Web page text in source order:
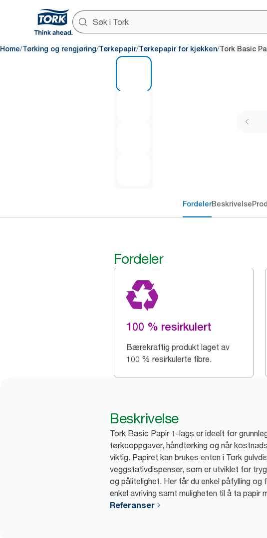
Home/Tørking og rengjøring/Tørkepapir/Tørkepapir for kjøkken/Tork Basic
FordelerBeskrivelse
Fordeler
100 % resirkulert
Bærekraftig produkt laget av
100 % resirkulerte fibre.
Beskrivelse
Tork Basic Papir 1-lags er ideelt for
tørkeoppgaver, håndtørking og når
viktig. Papiret kan brukes enten i Tork
veggstativdispenser, som er utviklet for
og pålitelighet. Her får du enkel påfylling og
enkel avriving samt muligheten til å ta papir
Referanser